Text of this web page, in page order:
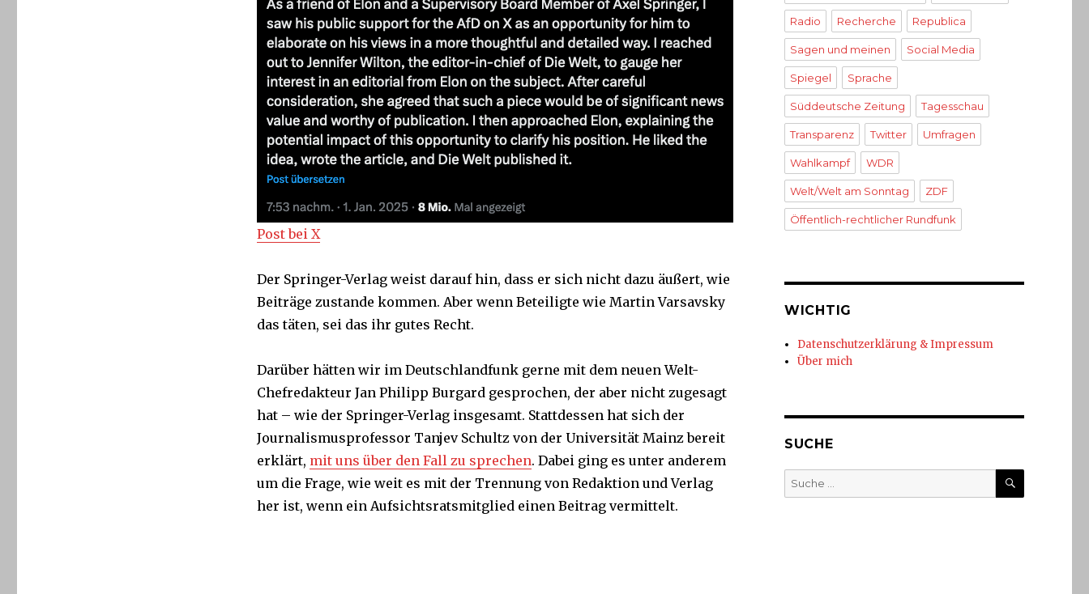
Post bei X
Der Springer-Verlag weist darauf hin, dass er sich nicht dazu äußert, wie
Beiträge zustande kommen. Aber wenn Beteiligte wie Martin Varsavsky
das täten, sei das ihr gutes Recht.
Darüber hätten wir im Deutschlandfunk gerne mit dem neuen Welt-
Chefredakteur Jan Philipp Burgard gesprochen, der aber nicht zugesagt
hat – wie der Springer-Verlag insgesamt. Stattdessen hat sich der
Journalismusprofessor Tanjev Schultz von der Universität Mainz bereit
erklärt, mit uns über den Fall zu sprechen. Dabei ging es unter anderem
um die Frage, wie weit es mit der Trennung von Redaktion und Verlag
her ist, wenn ein Aufsichtsratsmitglied einen Beitrag vermittelt.
Radio Recherche Republica
Sagen und meinen Social Media
Spiegel Sprache
Süddeutsche Zeitung Tagesschau
Transparenz Twitter Umfragen
Wahlkampf WDR
Welt/Welt am Sonntag ZDF
Öffentlich-rechtlicher Rundfunk
WICHTIG
Datenschutzerklärung & Impressum
Über mich
SUCHE
Suche
nach:
SUCHE